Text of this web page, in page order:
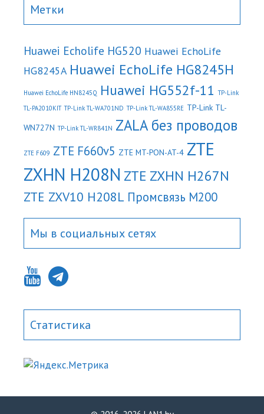
Метки
Huawei Echolife HG520 Huawei EchoLife
HG8245A Huawei EchoLife HG8245H
Huawei EchoLife HN8245Q Huawei HG552f-11 TP-Link
TL-PA2010KIT TP-Link TL-WA701ND TP-Link TL-WA855RE TP-Link TL-
WN727N TP-Link TL-WR841N ZALA без проводов
ZTE F609 ZTE F660v5 ZTE MT-PON-AT-4 ZTE
ZXHN H208N ZTE ZXHN H267N
ZTE ZXV10 H208L Промсвязь М200
Мы в социальных сетях
Статистика